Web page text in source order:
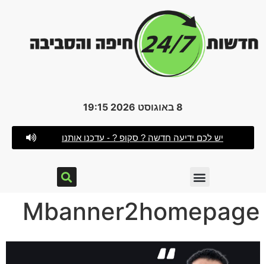
8 באוגוסט 2026 19:15
יש לכם ידיעה חדשה ? סקופ ? - עדכנו אותנו
Mbanner2homepage